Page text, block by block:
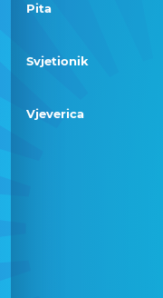
Pita
Svjetionik
Vjeverica